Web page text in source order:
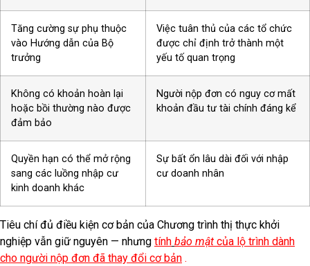
Tăng cường sự phụ thuộc
vào Hướng dẫn của Bộ
trưởng
Việc tuân thủ của các tổ chức
được chỉ định trở thành một
yếu tố quan trọng
Không có khoản hoàn lại
hoặc bồi thường nào được
đảm bảo
Người nộp đơn có nguy cơ mất
khoản đầu tư tài chính đáng kể
Quyền hạn có thể mở rộng
sang các luồng nhập cư
kinh doanh khác
Sự bất ổn lâu dài đối với nhập
cư doanh nhân
Tiêu chí đủ điều kiện cơ bản của Chương trình thị thực khởi
nghiệp vẫn giữ nguyên — nhưng tính bảo mật của lộ trình dành
cho người nộp đơn đã thay đổi cơ bản .